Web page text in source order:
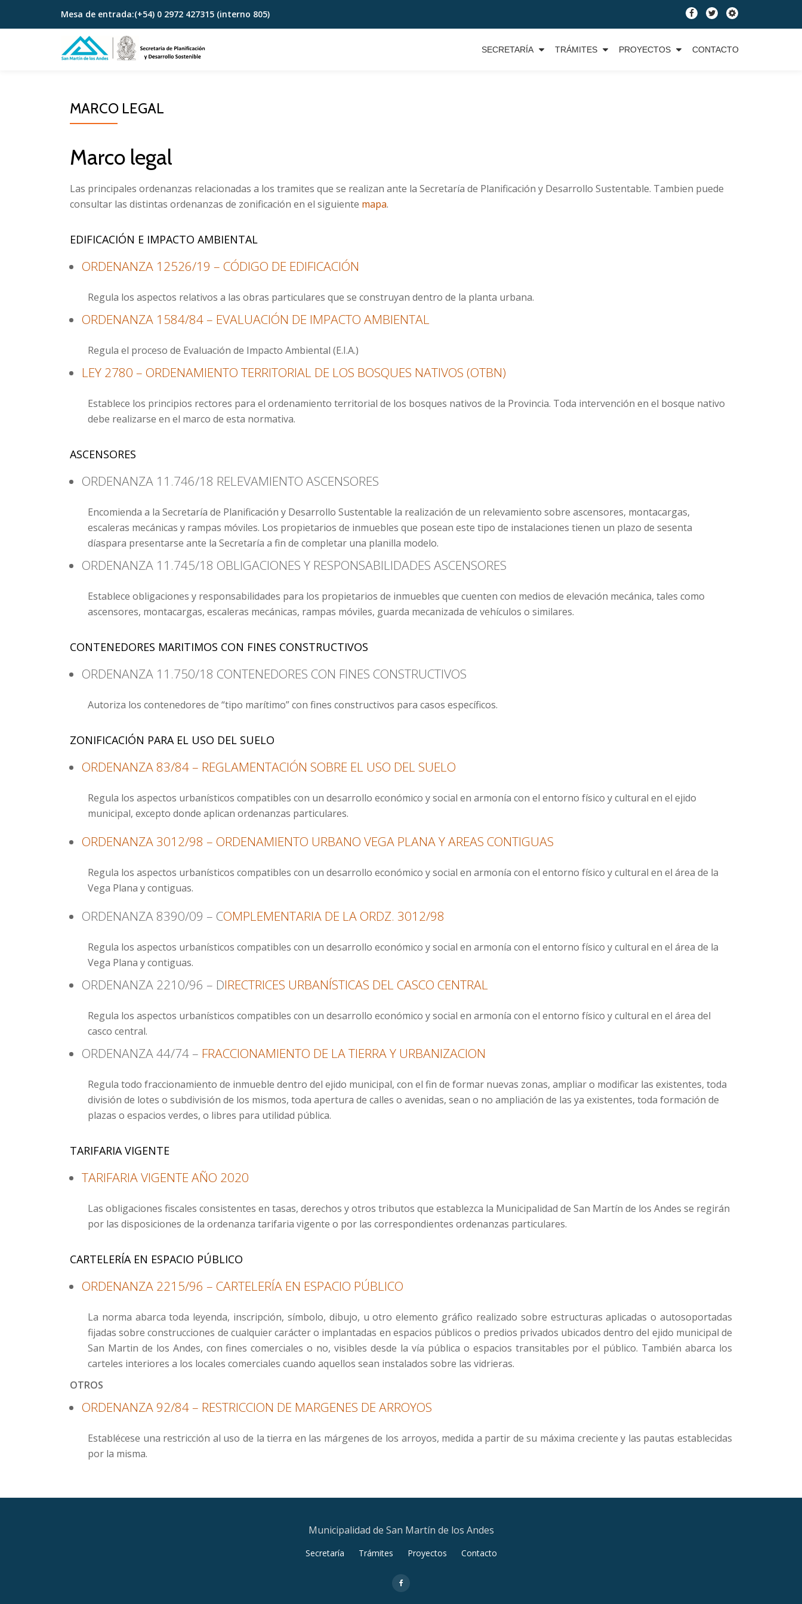
Skip
Mesa de entrada:(+54) 0 2972 427315 (interno 805)
fa-
facebook
fa-
twitter
fa-
cog
SECRETARÍA TRÁMITES PROYECTOS CONTACTO
MARCO LEGAL
Marco legal
Las principales ordenanzas relacionadas a los tramites que se realizan ante la Secretaría de Planificación y Desarrollo Sustentable. Tambien puede
consultar las distintas ordenanzas de zonificación en el siguiente mapa.
EDIFICACIÓN E IMPACTO AMBIENTAL
ORDENANZA 12526/19 – CÓDIGO DE EDIFICACIÓN
Regula los aspectos relativos a las obras particulares que se construyan dentro de la planta urbana.
ORDENANZA 1584/84 – EVALUACIÓN DE IMPACTO AMBIENTAL
Regula el proceso de Evaluación de Impacto Ambiental (E.I.A.)
LEY 2780 – ORDENAMIENTO TERRITORIAL DE LOS BOSQUES NATIVOS (OTBN)
Establece los principios rectores para el ordenamiento territorial de los bosques nativos de la Provincia. Toda intervención en el bosque nativo
debe realizarse en el marco de esta normativa.
ASCENSORES
ORDENANZA 11.746/18 RELEVAMIENTO ASCENSORES
Encomienda a la Secretaría de Planificación y Desarrollo Sustentable la realización de un relevamiento sobre ascensores, montacargas,
escaleras mecánicas y rampas móviles. Los propietarios de inmuebles que posean este tipo de instalaciones tienen un plazo de sesenta
díaspara presentarse ante la Secretaría a fin de completar una planilla modelo.
ORDENANZA 11.745/18 OBLIGACIONES Y RESPONSABILIDADES ASCENSORES
Establece obligaciones y responsabilidades para los propietarios de inmuebles que cuenten con medios de elevación mecánica, tales como
ascensores, montacargas, escaleras mecánicas, rampas móviles, guarda mecanizada de vehículos o similares.
CONTENEDORES MARITIMOS CON FINES CONSTRUCTIVOS
ORDENANZA 11.750/18 CONTENEDORES CON FINES CONSTRUCTIVOS
Autoriza los contenedores de “tipo marítimo” con fines constructivos para casos específicos.
ZONIFICACIÓN PARA EL USO DEL SUELO
ORDENANZA 83/84 – REGLAMENTACIÓN SOBRE EL USO DEL SUELO
Regula los aspectos urbanísticos compatibles con un desarrollo económico y social en armonía con el entorno físico y cultural en el ejido
municipal, excepto donde aplican ordenanzas particulares.
ORDENANZA 3012/98 – ORDENAMIENTO URBANO VEGA PLANA Y AREAS CONTIGUAS
Regula los aspectos urbanísticos compatibles con un desarrollo económico y social en armonía con el entorno físico y cultural en el área de la
Vega Plana y contiguas.
ORDENANZA 8390/09 – COMPLEMENTARIA DE LA ORDZ. 3012/98
Regula los aspectos urbanísticos compatibles con un desarrollo económico y social en armonía con el entorno físico y cultural en el área de la
Vega Plana y contiguas.
ORDENANZA 2210/96 – DIRECTRICES URBANÍSTICAS DEL CASCO CENTRAL
Regula los aspectos urbanísticos compatibles con un desarrollo económico y social en armonía con el entorno físico y cultural en el área del
casco central.
ORDENANZA 44/74 – FRACCIONAMIENTO DE LA TIERRA Y URBANIZACION
Regula todo fraccionamiento de inmueble dentro del ejido municipal, con el fin de formar nuevas zonas, ampliar o modificar las existentes, toda
división de lotes o subdivisión de los mismos, toda apertura de calles o avenidas, sean o no ampliación de las ya existentes, toda formación de
plazas o espacios verdes, o libres para utilidad pública.
TARIFARIA VIGENTE
TARIFARIA VIGENTE AÑO 2020
Las obligaciones fiscales consistentes en tasas, derechos y otros tributos que establezca la Municipalidad de San Martín de los Andes se regirán
por las disposiciones de la ordenanza tarifaria vigente o por las correspondientes ordenanzas particulares.
CARTELERÍA EN ESPACIO PÚBLICO
ORDENANZA 2215/96 – CARTELERÍA EN ESPACIO PÚBLICO
La norma abarca toda leyenda, inscripción, símbolo, dibujo, u otro elemento gráfico realizado sobre estructuras aplicadas o autosoportadas
fijadas sobre construcciones de cualquier carácter o implantadas en espacios públicos o predios privados ubicados dentro del ejido municipal de
San Martin de los Andes, con fines comerciales o no, visibles desde la vía pública o espacios transitables por el público. También abarca los
carteles interiores a los locales comerciales cuando aquellos sean instalados sobre las vidrieras.
OTROS
ORDENANZA 92/84 – RESTRICCION DE MARGENES DE ARROYOS
Establécese una restricción al uso de la tierra en las márgenes de los arroyos, medida a partir de su máxima creciente y las pautas establecidas
por la misma.
Municipalidad de San Martín de los Andes
Secretaría Trámites Proyectos Contacto
fa-